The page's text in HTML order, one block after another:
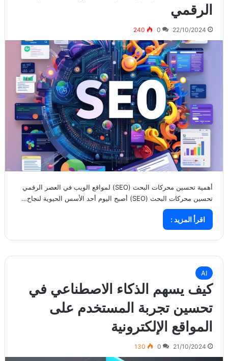
الرقمي
22/10/2024
0
240
أهمية تحسين محركات البحث (SEO) لمواقع الويب في العصر الرقمي
تحسين محركات البحث (SEO) أصبح اليوم أحد الأسس الحيوية لنجاح…
اقرأ المزيد :
AI
كيف يسهم الذكاء الاصطناعي في
تحسين تجربة المستخدم على
المواقع الإلكترونية
21/10/2024
0
130